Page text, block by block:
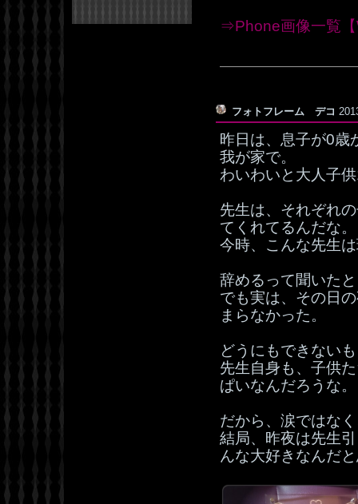
⇒Phone画像一覧
フォトフレーム デコ
昨日は、息子が0歳
我が家で。
わいわいと大人子
先生は、それぞれ
てくれてるんだな
今時、こんな先生
辞めるって聞いた
でも実は、その日
まらなかった。
どうにもできない
先生自身も、子供
ぱいなんだろうな
だから、涙ではな
結局、昨夜は先生
んな大好きなんだ